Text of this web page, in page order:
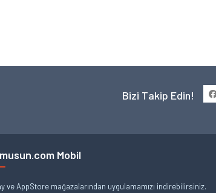
Bizi Takip Edin!
Mobil
ve AppStore mağazalarından uygulamamızı indirebilirsiniz.